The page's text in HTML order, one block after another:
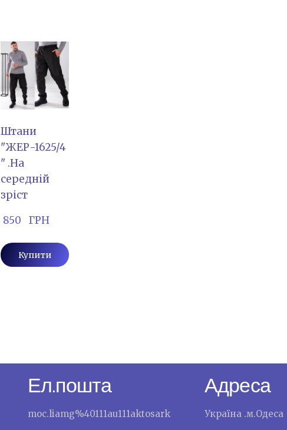
Штани
"ЖЕР-1625/4
" .На
середній
зріст
850   ГРН
Купити
Ел.пошта
moc.liamg%40111au111aktosark
Адреса
Україна .м.Одеса